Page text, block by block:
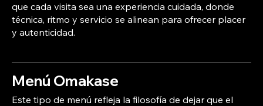
que cada visita sea una experiencia cuidada, donde
técnica, ritmo y servicio se alinean para ofrecer placer
y autenticidad.
Menú Omakase
Este tipo de menú refleja la filosofía de dejar que el